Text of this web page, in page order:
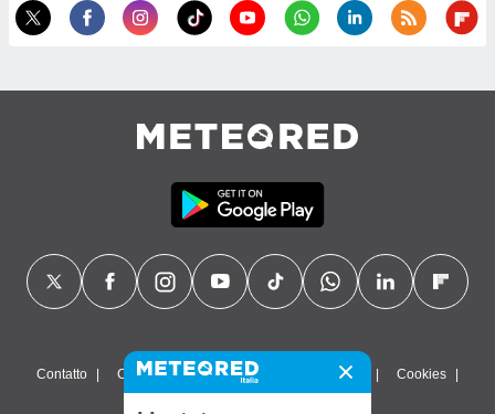
Contatto Chi siamo FAQ Termini di utilizzo Cookies